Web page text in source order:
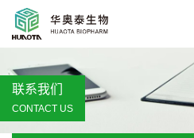
联系我们
CONTACT US